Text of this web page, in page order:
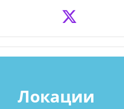
Локации